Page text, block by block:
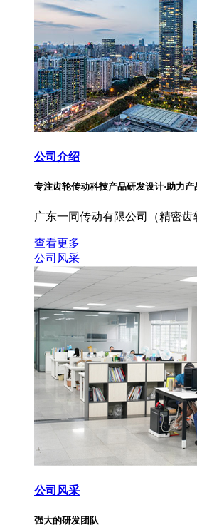
公司介绍
专注齿轮传动科技产品研发设计·助力
广东一同传动有限公司（精密
查看更多
公司风采
公司风采
强大的研发团队